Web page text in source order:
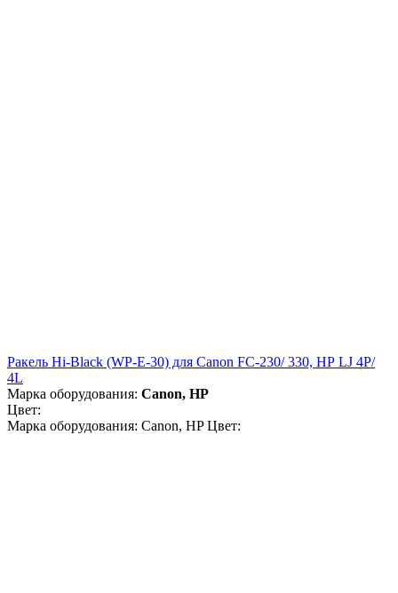
Ракель Hi-Black (WP-E-30) для Canon FC-230/ 330, НР LJ 4Р/
4L
Марка оборудования: Canon, HP
Цвет:
Марка оборудования: Canon, HP Цвет: